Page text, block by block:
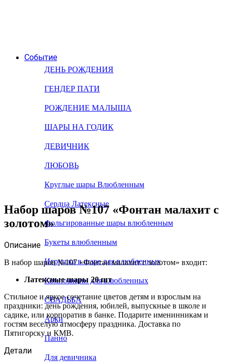
Событие
ДЕНЬ РОЖДЕНИЯ
ГЕНДЕР ПАТИ
РОЖДЕНИЕ МАЛЫША
ШАРЫ НА ГОДИК
ДЕВИЧНИК
ЛЮБОВЬ
Круглые шары Влюбленным
Сердца Латексные
Фольгированные шары влюбленным
Букеты влюбленным
Игрушка в шаре для влюбленных
Композиции для влюбленных
СВАДЬБА
Арки
Панно
Для девичника
Набор шаров №107 «Фонтан малахит с
золотом»
Описание
В набор шаров №107 «Фонтан малахит с золотом» входит:
Латексные шары 20 шт
Стильное и яркое сочетание цветов детям и взрослым на
праздники: день рождения, юбилей, выпускные в школе и
садике, или корпоратив в банке. Подарите именинникам и
гостям веселую атмосферу праздника. Доставка по
Пятигорску и КМВ.
Детали